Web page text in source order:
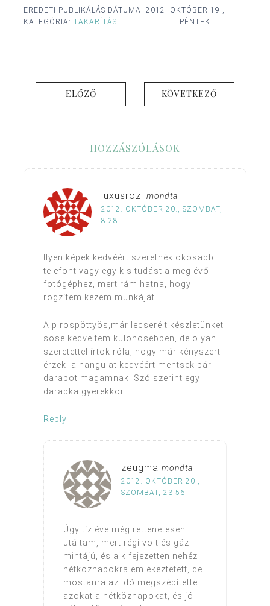
EREDETI PUBLIKÁLÁS DÁTUMA: 2012. OKTÓBER 19.,
PÉNTEK
KATEGÓRIA: TAKARÍTÁS
ELŐZŐ KÖVETKEZŐ
HOZZÁSZÓLÁSOK
luxusrozi mondta
2012. OKTÓBER 20., SZOMBAT,
8:28
Ilyen képek kedvéért szeretnék okosabb
telefont vagy egy kis tudást a meglévő
fotógéphez, mert rám hatna, hogy
rögzítem kezem munkáját.
A pirospöttyös,már lecserélt készletünket
sose kedveltem különösebben, de olyan
szeretettel írtok róla, hogy már kényszert
érzek: a hangulat kedvéért mentsek pár
darabot magamnak. Szó szerint egy
darabka gyerekkor…
Reply
zeugma mondta
2012. OKTÓBER 20.,
SZOMBAT, 23:56
Úgy tíz éve még rettenetesen
utáltam, mert régi volt és gáz
mintájú, és a kifejezetten nehéz
hétköznapokra emlékeztetett, de
mostanra az idő megszépítette
azokat a hétköznapokat, és jó